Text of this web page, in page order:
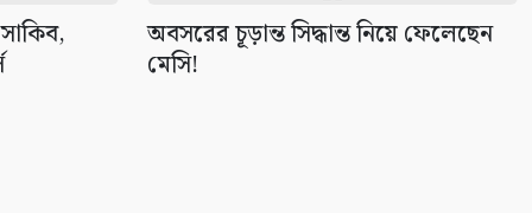
বাংলাদেশের পর্যটনের
অবসরের চূড়ান্ত সিদ্ধান্ত নিয়ে ফেলেছেন
মেসি!